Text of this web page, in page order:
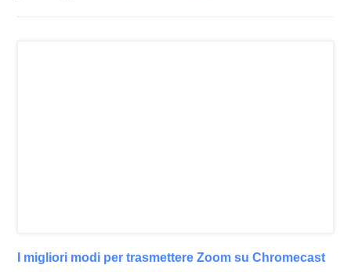
I migliori modi per trasmettere Zoom su Chromecast